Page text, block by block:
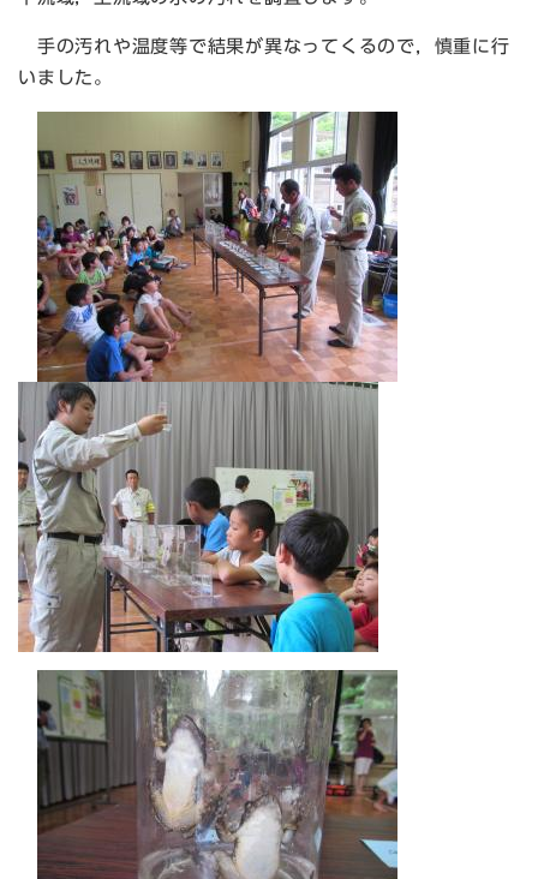
手の汚れや温度等で結果が異なってくるので，慎重に行
いました。